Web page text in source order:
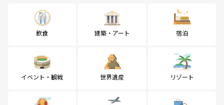
飲食 建築・アート 宿泊
イベント・観戦 世界遺産 リゾート